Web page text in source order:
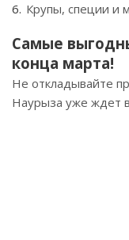
Крупы, специи и
Самые
конца марта!
Не откладывайте
Наурыза уже ждет